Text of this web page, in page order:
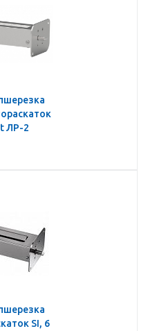
ЛР-2
SI, 6